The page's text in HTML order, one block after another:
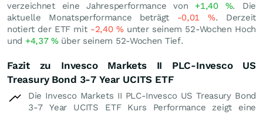
verzeichnet eine Jahresperformance von +1,40 %. Die
aktuelle Monatsperformance beträgt -0,01 %. Derzeit
notiert der ETF mit -2,40 %unter seinem 52-Wochen Hoch
und +4,37%über seinem 52-Wochen Tief.
Fazit zu Invesco Markets II PLC-Invesco US
Treasury Bond 3-7 Year UCITS ETF
Die Invesco Markets II PLC-Invesco US Treasury Bond
3-7 Year UCITS ETF Kurs Performance zeigt eine